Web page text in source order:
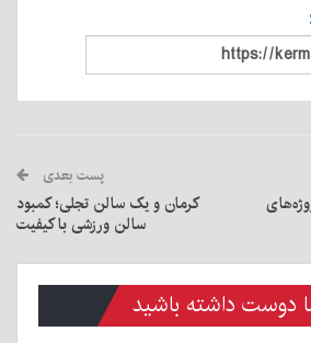
پست بعدی
کرمان و یک سالن تجلی؛ کمبود
سالن ورزشی با کیفیت
داشته باشید